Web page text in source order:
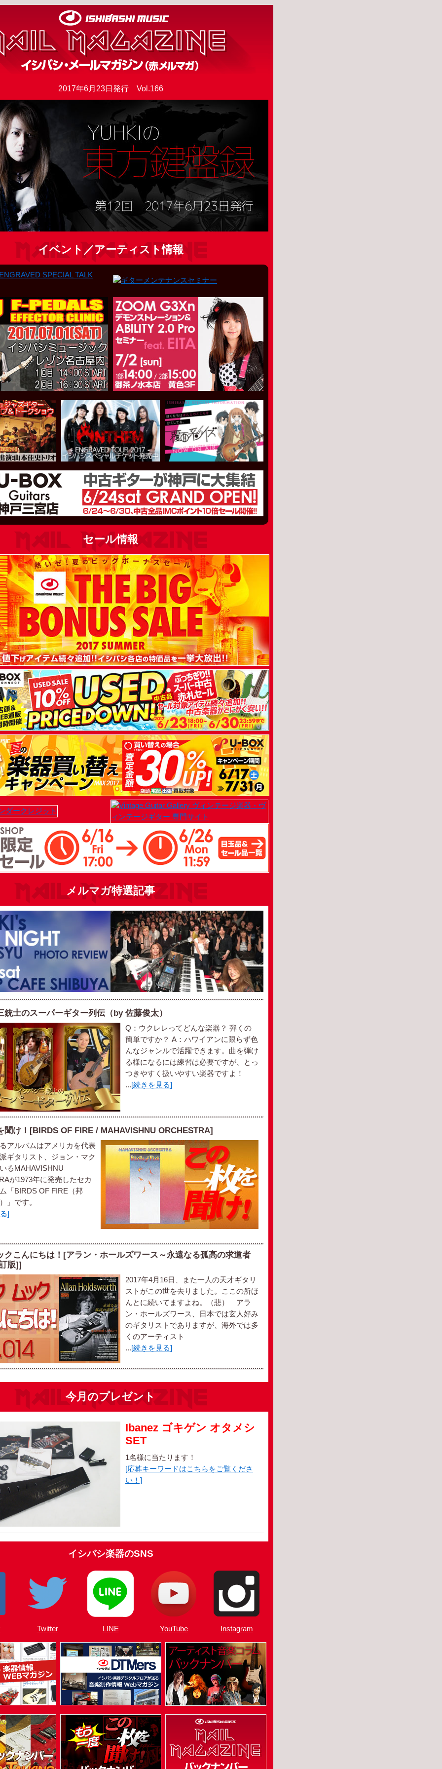
2017年6月23日発行 Vol.166
イベント／アーティスト情報
セール情報
メルマガ特選記事
銃士のスーパーギター列伝（by 佐藤俊太）
Q：ウクレレってどんな楽器？ 弾くの
簡単ですか？ A：ハワイアンに限らず色
んなジャンルで活躍できます。曲を弾け
る様になるには練習は必要ですが、とっ
つきやすく扱いやすい楽器ですよ！
...[続きを見る]
聞け！[BIRDS OF FIRE / MAHAVISHNU ORCHESTRA]
アルバムはアメリカを代表
ギタリスト、ジョン・マク
るMAHAVISHNU
が1973年に発売したセカ
「BIRDS OF FIRE（邦
」です。
]
クこんにちは！[アラン・ホールズワース～永遠なる孤高の求道者
版]]
2017年4月16日、また一人の天才ギタリ
ストがこの世を去りました。ここの所ほ
んとに続いてますよね。（悲） アラ
ン・ホールズワース、日本では玄人好み
のギタリストでありますが、海外では多
くのアーティスト
...[続きを見る]
今月のプレゼント
Ibanez ゴキゲン オタメシ
SET
1名様に当たります！
[応募キーワードはこちらをご覧くださ
い！]
イシバシ楽器のSNS
Twitter LINE YouTube Instagram